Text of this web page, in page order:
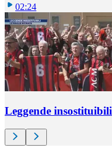
02:24
Leggende insostituibili